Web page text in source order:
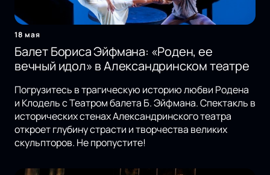
18 мая
Балет Бориса Эйфмана: «Роден, ее
вечный идол» в Александринском театре
Погрузитесь в трагическую историю любви Родена
и Клодель с Театром балета Б. Эйфмана. Спектакль в
исторических стенах Александринского театра
откроет глубину страсти и творчества великих
скульпторов. Не пропустите!